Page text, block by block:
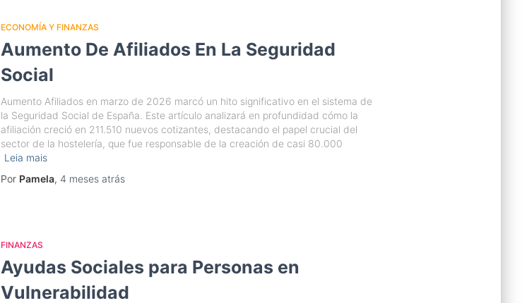
ECONOMÍA Y FINANZAS
Aumento De Afiliados En La Seguridad
Social
Aumento Afiliados en marzo de 2026 marcó un hito significativo en el sistema de
la Seguridad Social de España. Este artículo analizará en profundidad cómo la
afiliación creció en 211.510 nuevos cotizantes, destacando el papel crucial del
sector de la hostelería, que fue responsable de la creación de casi 80.000
Leia mais
Por Pamela, 4 mesesatrás
FINANZAS
Ayudas Sociales para Personas en
Vulnerabilidad